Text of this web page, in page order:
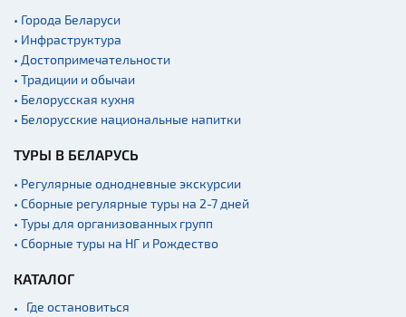
• Города Беларуси
• Инфраструктура
• Достопримечательности
• Традиции и обычаи
• Белорусская кухня
• Белорусские национальные напитки
ТУРЫ В БЕЛАРУСЬ
• Регулярные однодневные экскурсии
• Сборные регулярные туры на 2-7 дней
• Туры для организованных групп
• Сборные туры на НГ и Рождество
КАТАЛОГ
Где остановиться